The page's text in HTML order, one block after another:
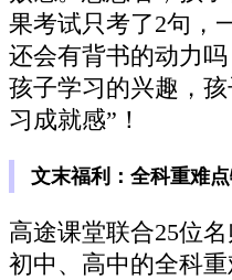
果考试只考了2句，
还会有背书的动力
孩子学习的兴趣，
习成就感”！
文末福利：全科重难
高途课堂联合25位
初中、高中的全科